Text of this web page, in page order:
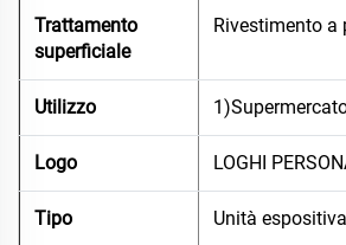
Trattamento
superficiale
Rivestimento a
Utilizzo
Logo LOGHI
Tipo Unità